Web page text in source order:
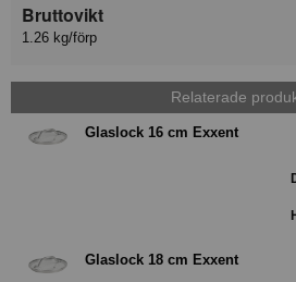
Bruttovikt
1.26 kg/förp
Relaterade
Glaslock 16 cm Exxent
Glaslock 18 cm Exxent